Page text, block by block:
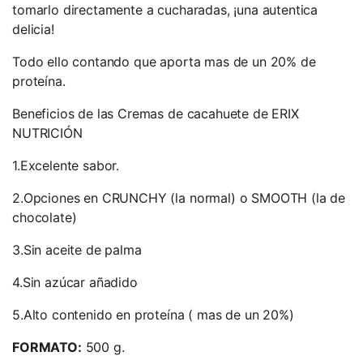
tomarlo directamente a cucharadas, ¡una autentica
delicia!
Todo ello contando que aporta mas de un 20% de
proteína.
Beneficios de las Cremas de cacahuete de ERIX
NUTRICIÓN
1.Excelente sabor.
2.Opciones en CRUNCHY (la normal) o SMOOTH (la de
chocolate)
3.Sin aceite de palma
4.Sin azúcar añadido
5.Alto contenido en proteína ( mas de un 20%)
FORMATO: 500 g.